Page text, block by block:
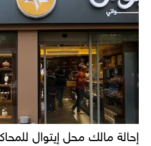
إحالة مالك محل إيتوال